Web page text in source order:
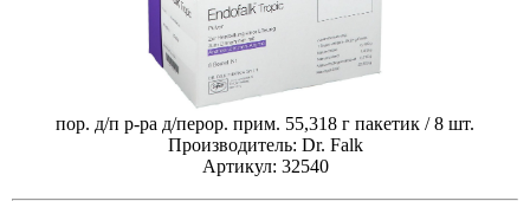
пор. д/п р-ра д/перор. прим. 55,318 г пакетик / 8 шт.
Производитель: Dr. Falk
Артикул: 32540